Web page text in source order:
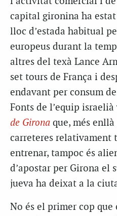
capital gironina ha
lloc d’estada habitual
europeus durant la
altres del texà Lance
set tours de França i
endavant per consum
Fonts de l’equip
de Girona que, més
carreteres relativament
entrenar, tampoc és
d’apostar per Girona el
jueva ha deixat a la
No és el primer cop que